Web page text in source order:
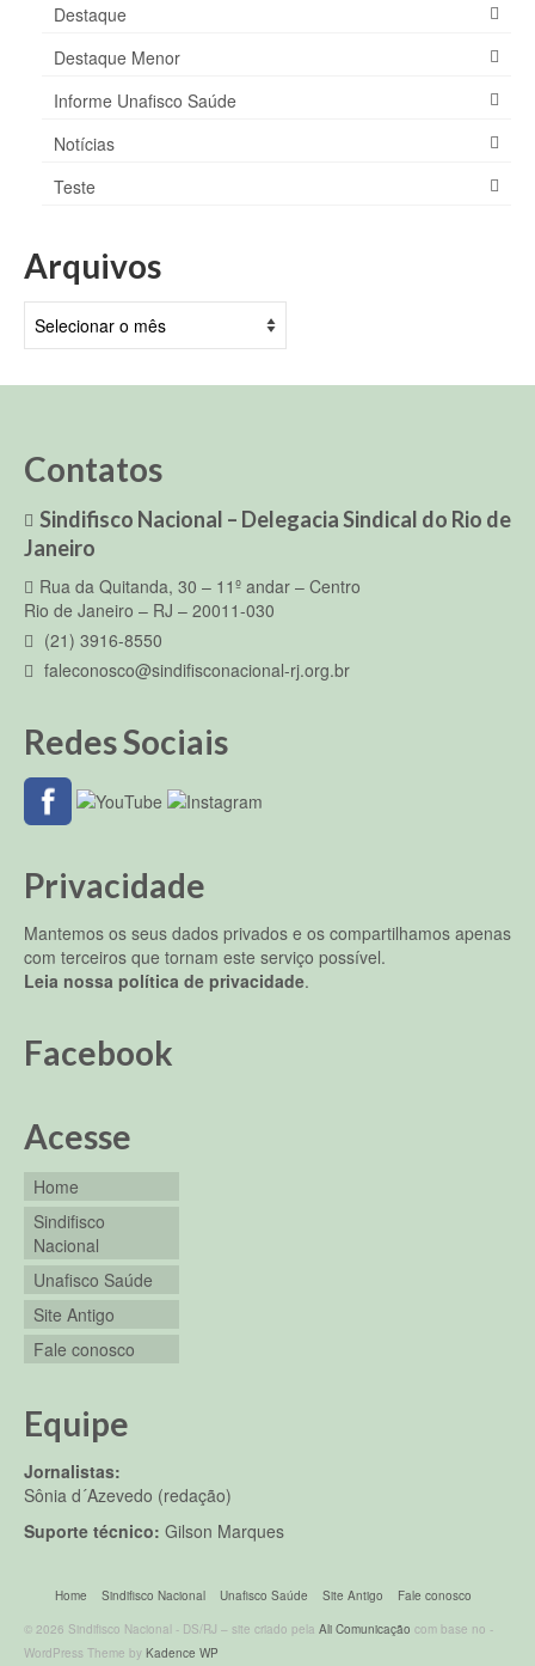
Destaque
Destaque Menor
Informe Unafisco Saúde
Notícias
Teste
Arquivos
Contatos
Sindifisco Nacional – Delegacia Sindical do Rio de
Janeiro
Rua da Quitanda, 30 – 11º andar – Centro
Rio de Janeiro – RJ – 20011-030
(21) 3916-8550
faleconosco@sindifisconacional-rj.org.br
Redes Sociais
Privacidade
Mantemos os seus dados privados e os compartilhamos apenas
com terceiros que tornam este serviço possível.
Leia nossa política de privacidade.
Facebook
Acesse
Home
Sindifisco
Nacional
Unafisco Saúde
Site Antigo
Fale conosco
Equipe
Jornalistas:
Sônia d´Azevedo (redação)
Suporte técnico: Gilson Marques
Home Sindifisco Nacional Unafisco Saúde Site Antigo
Fale conosco
© 2026 Sindifisco Nacional - DS/RJ – site criado pela Ali Comunicação com base no -
WordPress Theme by Kadence WP